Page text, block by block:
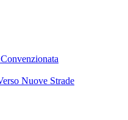
Nuove Strade